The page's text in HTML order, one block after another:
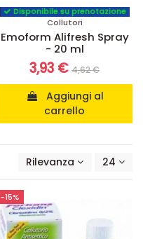
Disponibile su prenotazione
Collutori
Emoform Alifresh Spray
- 20 ml
3,93 € 4,62 €
carrello
Rilevanza 24
-15%